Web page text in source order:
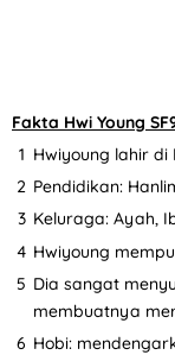
Fakta Hwi Young
Hwiyoung lahir di
Pendidikan:
Keluraga: Ayah,
Hwiyoung
Dia sangat
membuatnya
Hobi: